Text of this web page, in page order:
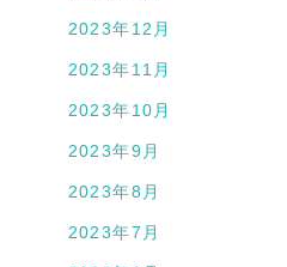
2023年12月
2023年11月
2023年10月
2023年9月
2023年8月
2023年7月